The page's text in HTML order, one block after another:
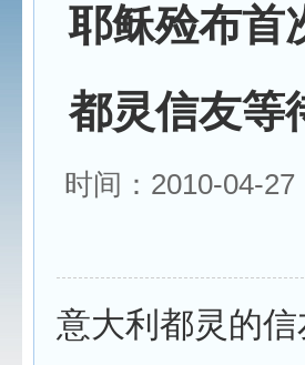
耶稣殓布首
都灵信友等
时间：2010-04-
意大利都灵的